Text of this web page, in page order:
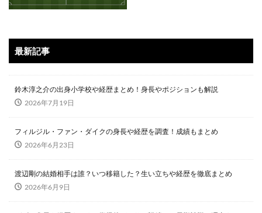
最新記事
鈴木淳之介の出身小学校や経歴まとめ！身長やポジションも解説
2026年7月19日
フィルジル・ファン・ダイクの身長や経歴を調査！成績もまとめ
2026年6月23日
渡辺剛の結婚相手は誰？いつ移籍した？生い立ちや経歴を徹底まとめ
2026年6月9日